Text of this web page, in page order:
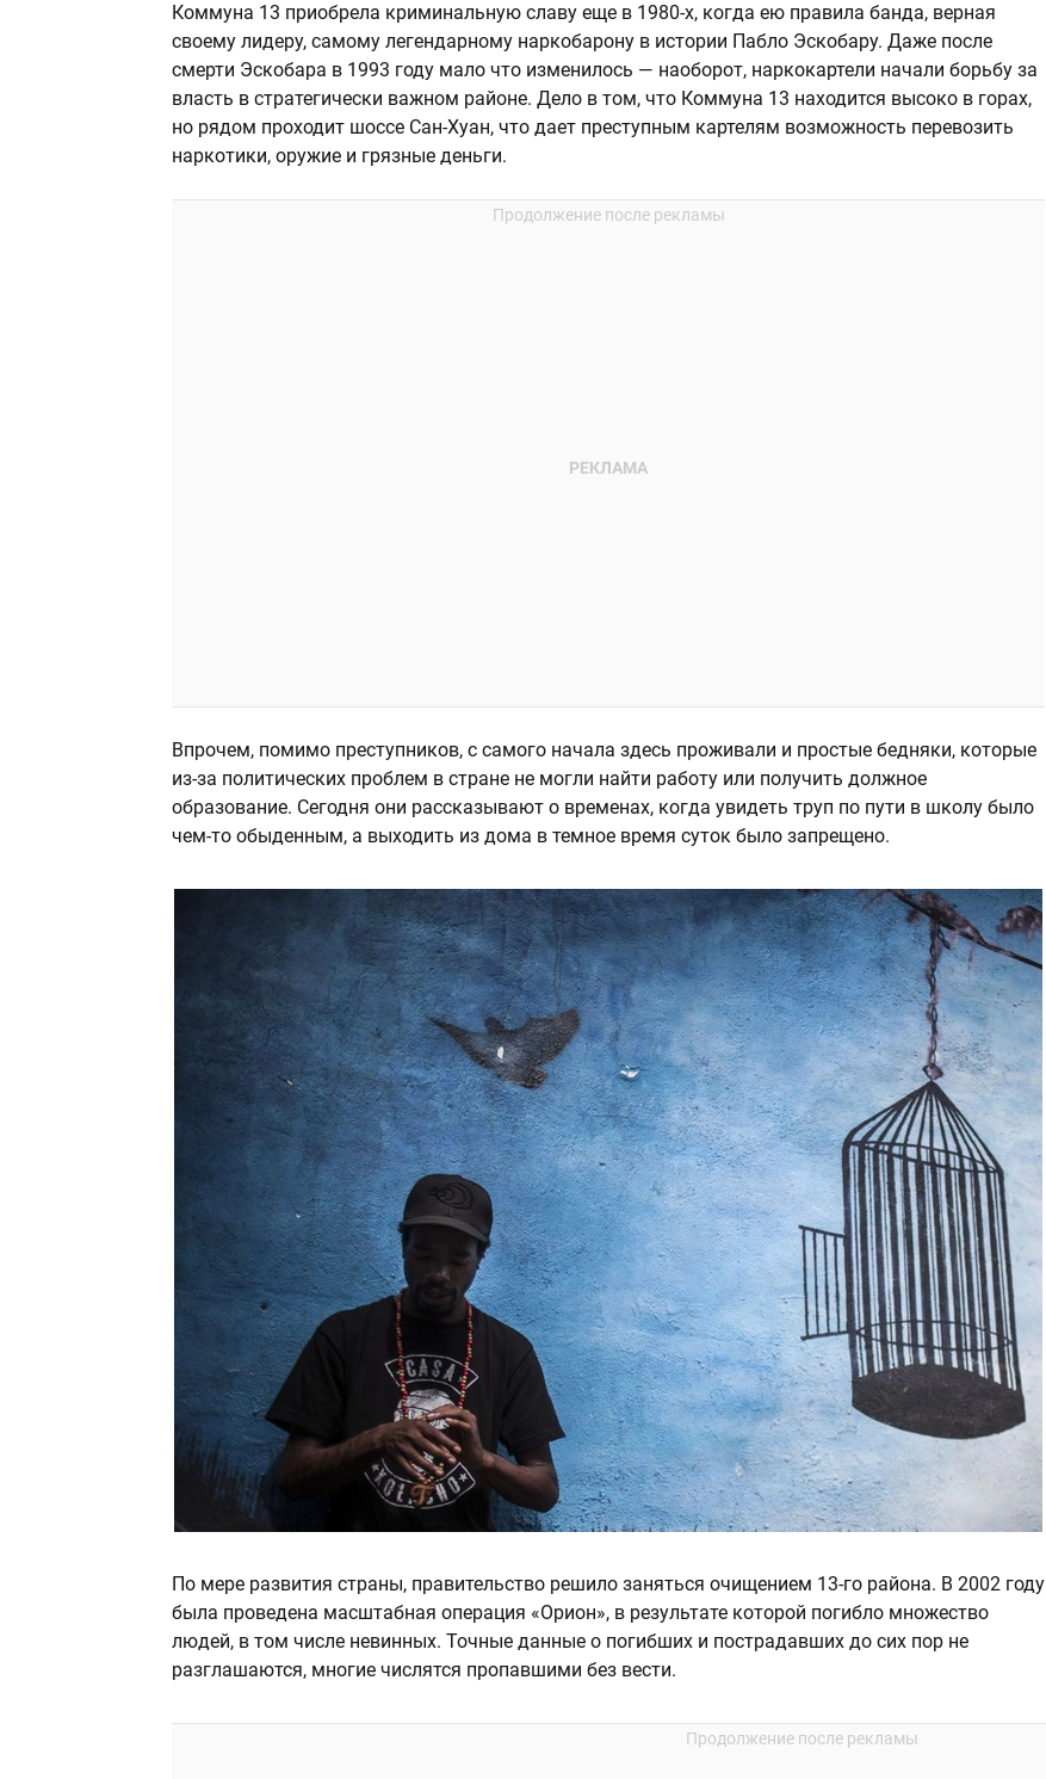
Коммуна 13 приобрела криминальную славу еще в 1980-х, когда ею правила банда, верная
своему лидеру, самому легендарному наркобарону в истории Пабло Эскобару. Даже после
смерти Эскобара в 1993 году мало что изменилось — наоборот, наркокартели начали борьбу за
власть в стратегически важном районе. Дело в том, что Коммуна 13 находится высоко в горах,
но рядом проходит шоссе Сан-Хуан, что дает преступным картелям возможность перевозить
наркотики, оружие и грязные деньги.
Впрочем, помимо преступников, с самого начала здесь проживали и простые бедняки, которые
из-за политических проблем в стране не могли найти работу или получить должное
образование. Сегодня они рассказывают о временах, когда увидеть труп по пути в школу было
чем-то обыденным, а выходить из дома в темное время суток было запрещено.
По мере развития страны, правительство решило заняться очищением 13-го района. В 2002 году
была проведена масштабная операция «Орион», в результате которой погибло множество
людей, в том числе невинных. Точные данные о погибших и пострадавших до сих пор не
разглашаются, многие числятся пропавшими без вести.